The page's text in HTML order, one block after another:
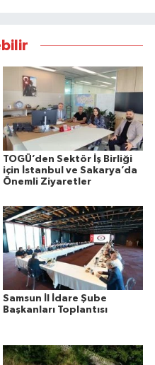
TOGÜ’den Sektör İş Birliği
için İstanbul ve Sakarya’da
Önemli Ziyaretler
Samsun İl İdare Şube
Başkanları Toplantısı